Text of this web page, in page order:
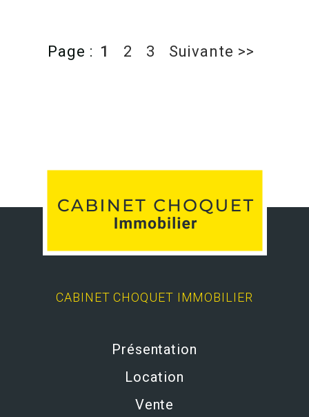
Page : 1 2 3 Suivante >>
CABINET CHOQUET IMMOBILIER
Présentation
Location
Vente